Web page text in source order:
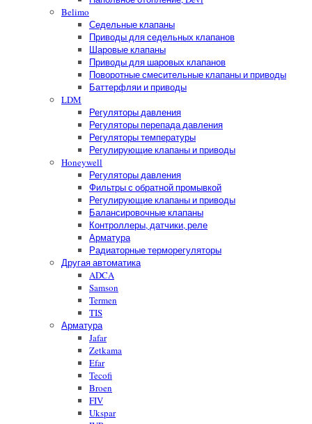
Belimo
Седельные клапаны
Приводы для седельных клапанов
Шаровые клапаны
Приводы для шаровых клапанов
Поворотные смесительные клапаны и приводы
Баттерфляи и приводы
LDM
Регуляторы давления
Регуляторы перепада давления
Регуляторы температуры
Регулирующие клапаны и приводы
Honeywell
Регуляторы давления
Фильтры с обратной промывкой
Регулирующие клапаны и приводы
Балансировочные клапаны
Контроллеры, датчики, реле
Арматура
Радиаторные терморегуляторы
Другая автоматика
ADCA
Samson
Termen
TIS
Арматура
Jafar
Zetkama
Efar
Tecofi
Broen
FIV
Ukspar